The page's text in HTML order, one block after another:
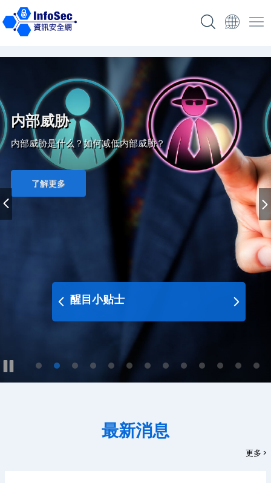
内部威胁
内部威胁是什么？如何减低内部威胁？
了解更多
醒目小贴士
最新消息
更多 >